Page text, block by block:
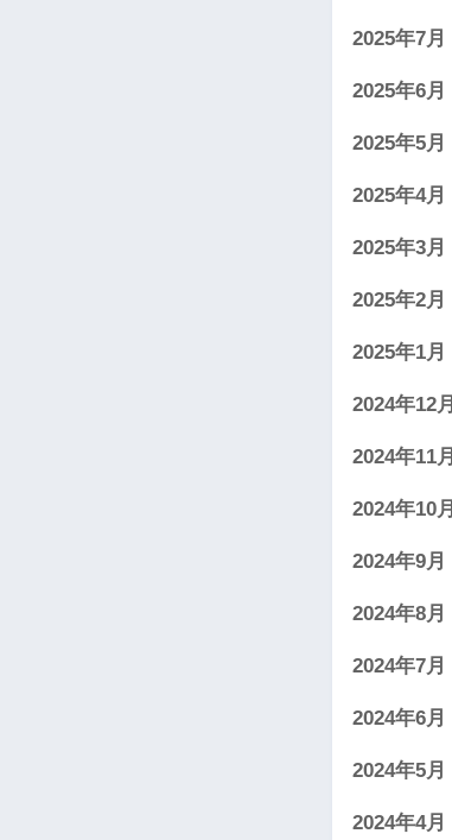
2025年7月
2025年6月
2025年5月
2025年4月
2025年3月
2025年2月
2025年1月
2024年12月
2024年11月
2024年10月
2024年9月
2024年8月
2024年7月
2024年6月
2024年5月
2024年4月